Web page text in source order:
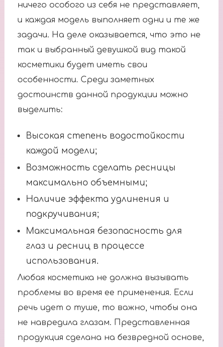
ничего особого из себя не представляет,
и каждая модель выполняет одни и те же
задачи. На деле оказывается, что это не
так и выбранный девушкой вид такой
косметики будет иметь свои
особенности. Среди заметных
достоинств данной продукции можно
выделить:
Высокая степень водостойкости
каждой модели;
Возможность сделать ресницы
максимально объемными;
Наличие эффекта удлинения и
подкручивания;
Максимальная безопасность для
глаз и ресниц в процессе
использования.
Любая косметика не должна вызывать
проблемы во время ее применения. Если
речь идет о туше, то важно, чтобы она
не навредила глазам. Представленная
продукция сделана на безвредной основе,